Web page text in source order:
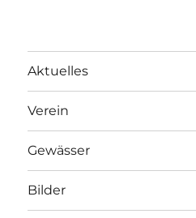
Aktuelles
Verein
Gewässer
Bilder